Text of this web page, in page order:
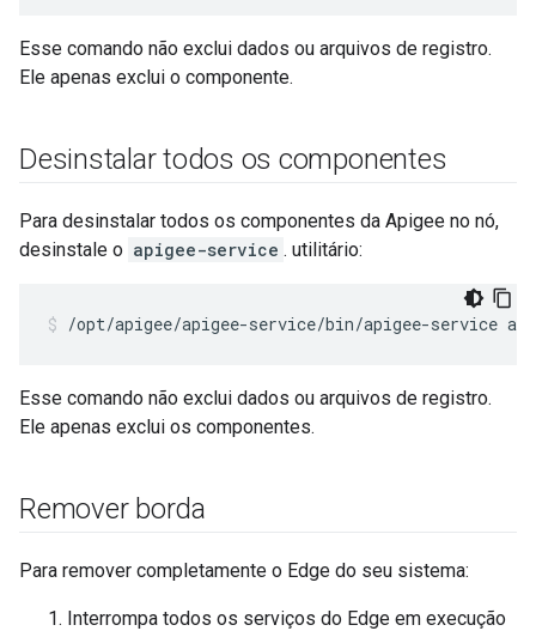
Esse comando não exclui dados ou arquivos de registro.
Ele apenas exclui o componente.
Desinstalar todos os componentes
Para desinstalar todos os componentes da Apigee no nó,
desinstale o apigee-service . utilitário:
/opt/apigee/apigee-service/bin/apigee-service
Esse comando não exclui dados ou arquivos de registro.
Ele apenas exclui os componentes.
Remover borda
Para remover completamente o Edge do seu sistema:
Interrompa todos os serviços do Edge em execução